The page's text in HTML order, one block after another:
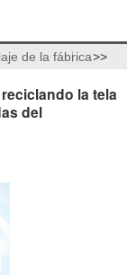
de la fábrica>>
la tela
del